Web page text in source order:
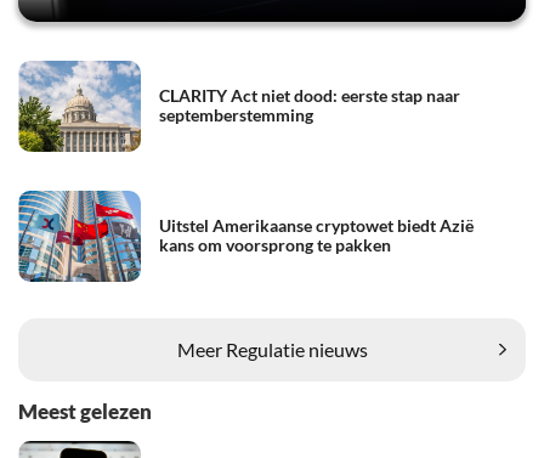
CLARITY Act niet dood: eerste stap naar
septemberstemming
Uitstel Amerikaanse cryptowet biedt Azië
kans om voorsprong te pakken
Meer Regulatie nieuws
Meest gelezen